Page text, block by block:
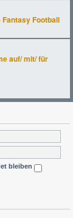
Football
auf/ mit/ für
bleiben